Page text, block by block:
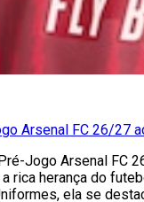
Arsenal FC 26/27
Jogo Arsenal FC
rica herança do
ela se